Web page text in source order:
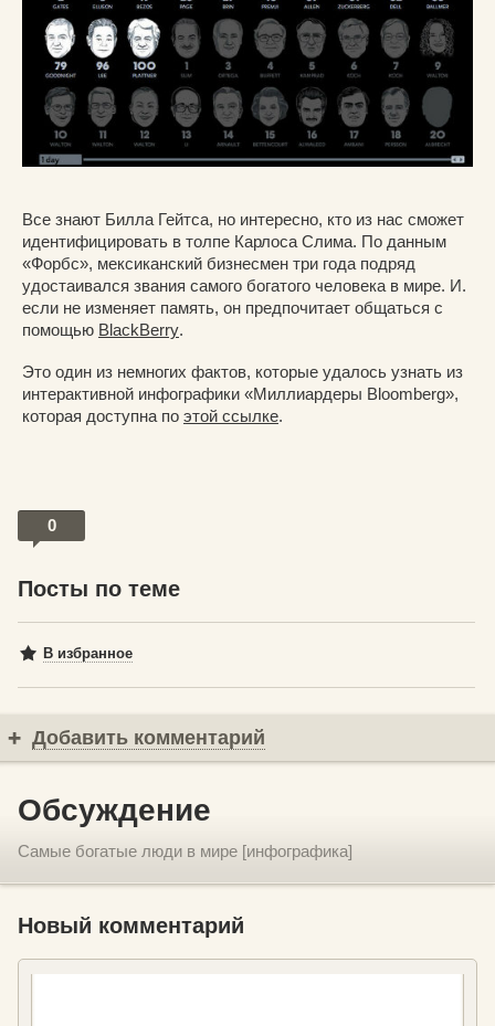
Все знают Билла Гейтса, но интересно, кто из нас сможет
идентифицировать в толпе Карлоса Слима. По данным
«Форбс», мексиканский бизнесмен три года подряд
удостаивался звания самого богатого человека в мире. И.
если не изменяет память, он предпочитает общаться с
помощью BlackBerry.
Это один из немногих фактов, которые удалось узнать из
интерактивной инфографики «Миллиардеры Bloomberg»,
которая доступна по этой ссылке.
0
Посты по теме
В избранное
Добавить комментарий
Обсуждение
Самые богатые люди в мире [инфографика]
Новый комментарий